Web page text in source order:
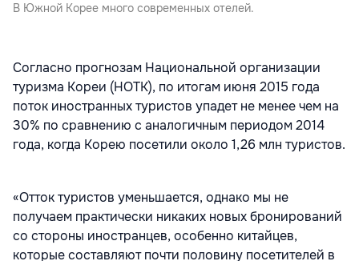
В Южной Корее много современных отелей.
Согласно прогнозам Национальной организации
туризма Кореи (НОТК), по итогам июня 2015 года
поток иностранных туристов упадет не менее чем на
30% по сравнению с аналогичным периодом 2014
года, когда Корею посетили около 1,26 млн туристов.
«Отток туристов уменьшается, однако мы не
получаем практически никаких новых бронирований
со стороны иностранцев, особенно китайцев,
которые составляют почти половину посетителей в